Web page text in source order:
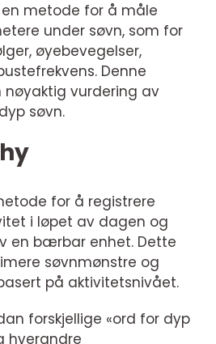
metode for å måle
under søvn, som for
øyebevegelser,
Denne
nøyaktig vurdering av
søvn.
for å registrere
i løpet av dagen og
en bærbar enhet. Dette
søvnmønstre og
på aktivitetsnivået.
forskjellige «ord for dyp
hverandre